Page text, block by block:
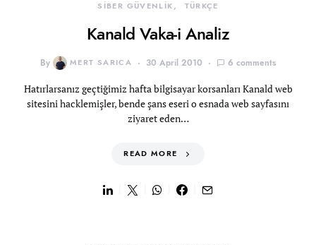
SİBER GÜVENLİK TÜRKÇE
Kanald Vaka-i Analiz
By MERT SARICA 30 April 2010 6 comments
Hatırlarsanız geçtiğimiz hafta bilgisayar korsanları Kanald web
sitesini hacklemişler, bende şans eseri o esnada web sayfasını
ziyaret eden…
READ MORE